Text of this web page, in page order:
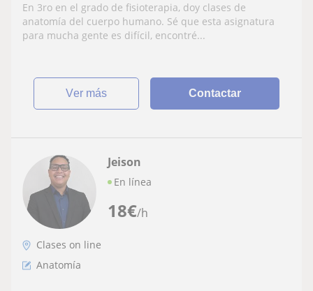
endocrino)
En 3ro en el grado de fisioterapia, doy clases de
anatomía del cuerpo humano. Sé que esta asignatura
para mucha gente es difícil, encontré...
ver más Contactar
18€/h
Jeison
En línea
Clases on line
Anatomía